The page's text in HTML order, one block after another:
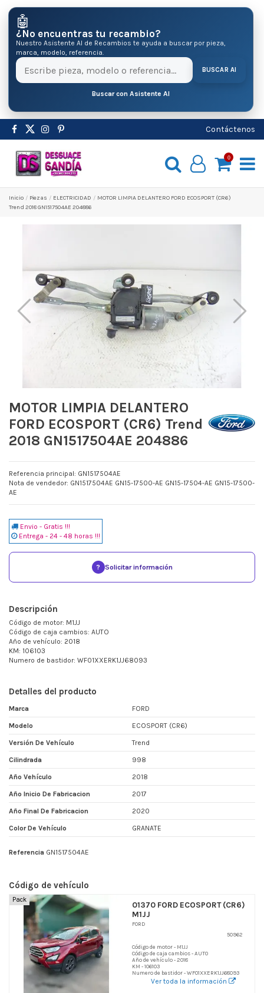
🤖
¿No encuentras tu recambio?
Nuestro Asistente AI de Recambios te ayuda a buscar por pieza,
marca, modelo, referencia.
BUSCAR AI
Buscar con Asistente AI
Contáctenos
0
Inicio Pіezas ELECTRICIDAD
MOTOR LIMPIA DELANTERO FORD ECOSPORT (CR6)
Trend 2018 GN1517504AE 204886
MOTOR LIMPIA DELANTERO
FORD ECOSPORT (CR6) Trend
2018 GN1517504AE 204886
Referencia principal: GN1517504AE
Nota de vendedor: GN1517504AE GN15-17500-AE GN15-17504-AE GN15-17500-
AE
Envio - Gratis !!!
Entrega - 24 - 48 horas !!!
? Solicitar información
Descripción
Código de motor: M1JJ
Código de caja cambios: AUTO
Año de vehículo: 2018
KM: 106103
Numero de bastidor: WF01XXERK1JJ68093
Detalles del producto
Marca FORD
Modelo ECOSPORT (CR6)
Versión De Vehículo Trend
Cilindrada 998
Año Vehículo 2018
Año Inicio De Fabricacion 2017
Año Final De Fabricacion 2020
Color De Vehículo GRANATE
Referencia GN1517504AE
Código de vehículo
Pack
01370 FORD ECOSPORT (CR6)
M1JJ
FORD
50962
Código de motor - M1JJ
Código de caja cambios - AUTO
Año de vehículo - 2018
KM - 106103
Numero de bastidor - WF01XXERK1JJ68093
Ver toda la información